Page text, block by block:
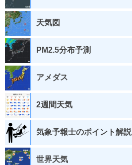
天気図
PM2.5分布予測
アメダス
2週間天気
気象予報士のポイント解説
世界天気